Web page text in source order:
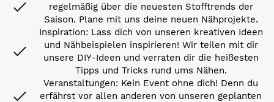
regelmäßig über die neuesten Stofftrends der
Saison. Plane mit uns deine neuen Nähprojekte.
Inspiration: Lass dich von unseren kreativen Ideen
und Nähbeispielen inspirieren! Wir teilen mit dir
unsere DIY-Ideen und verraten dir die heißesten
Tipps und Tricks rund ums Nähen.
Veranstaltungen: Kein Event ohne dich! Denn du
erfährst vor allen anderen von unseren geplanten